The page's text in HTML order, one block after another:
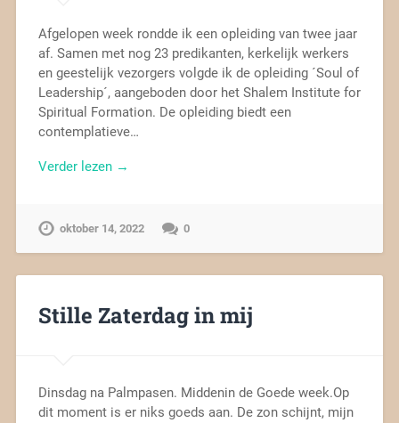
Afgelopen week rondde ik een opleiding van twee jaar
af. Samen met nog 23 predikanten, kerkelijk werkers
en geestelijk vezorgers volgde ik de opleiding ´Soul of
Leadership´, aangeboden door het Shalem Institute for
Spiritual Formation. De opleiding biedt een
contemplatieve…
Verder lezen →
oktober 14, 2022 0
Stille Zaterdag in mij
Dinsdag na Palmpasen. Middenin de Goede week.Op
dit moment is er niks goeds aan. De zon schijnt, mijn